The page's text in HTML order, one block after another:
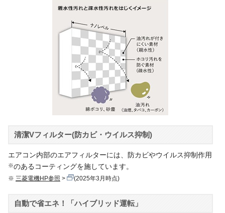
清潔Vフィルター(防カビ・ウイルス抑制)
エアコン内部のエアフィルターには、防カビやウイルス抑制作用
※のあるコーティングを施しています。
※ 三菱電機HP参照 (2025年3月時点)
自動で省エネ！「ハイブリッド運転」